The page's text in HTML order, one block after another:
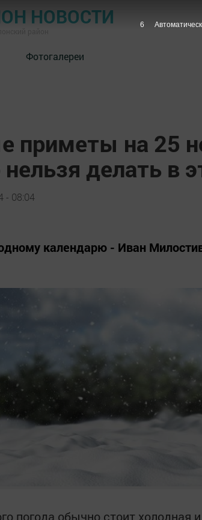
НОВОСТИ
Фотогалереи
приметы на 25
нельзя делать в
- 08:04
календарю - Иван
погода обычно стоит холодная
5